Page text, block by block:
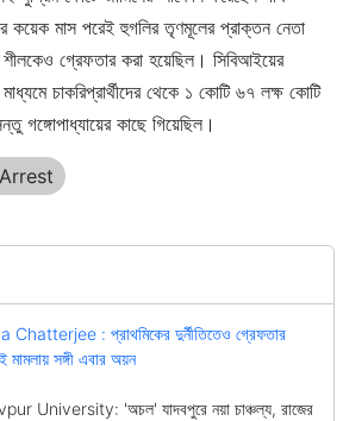
কয়েক মাস পরেই হুগলির তৃণমূলের প্রাক্তন নেতা
গ্রেফতার করা হয়েছিল। সিবিআইয়ের
চাকরিপ্রার্থীদের থেকে ১ কোটি ৬৭ লক্ষ কোটি
গঙ্গোপাধ্যায়ের কাছে গিয়েছিল।
Chatterjee : প্রাথমিকের দুর্নীতিতেও গ্রেফতার
মামলায় সঙ্গী এবার অয়ন
University: 'অচল' যাদবপুরে নয়া চাঞ্চল্য, রাজের